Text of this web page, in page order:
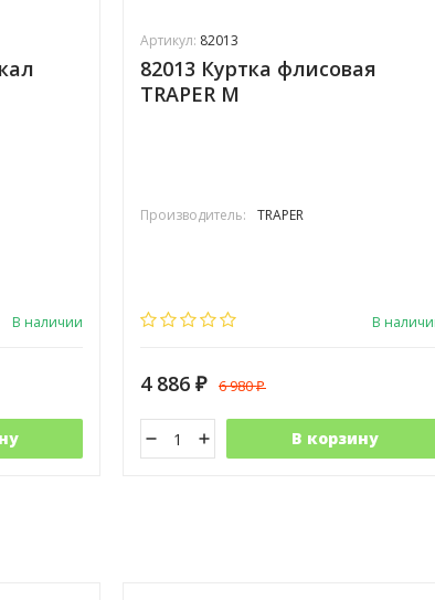
В наличии
Артикул: 82013
82013 Куртка флисовая
TRAPER М
Производитель: TRAPER
В
4 886 ₽ 6 980₽
В корзину